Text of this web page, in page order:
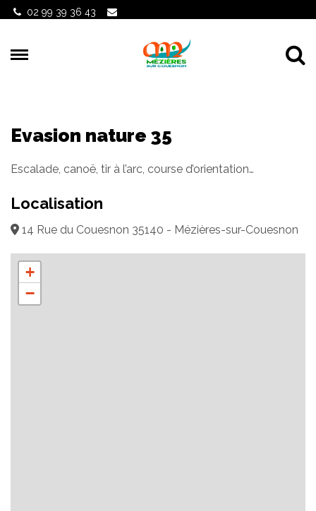
Gestion des traceurs
02 99 39 36 43
Evasion nature 35
Escalade, canoë, tir à l’arc, course d’orientation…
Localisation
14 Rue du Couesnon 35140 - Mézières-sur-Couesnon
+
−